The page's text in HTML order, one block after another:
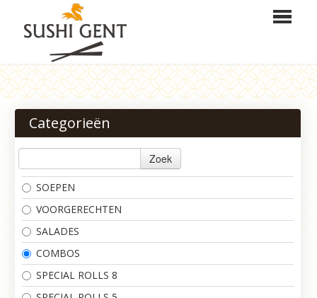
HOME
BESTELLEN
MENU
LOGIN
CONTACT
Categorieën
Zoek
SOEPEN
VOORGERECHTEN
SALADES
COMBOS
SPECIAL ROLLS 8